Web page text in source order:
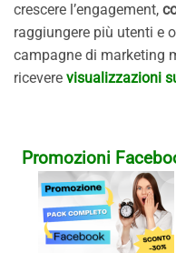
crescere l’engagement,
raggiungere più utenti e
campagne di marketing
ricevere visualizzazioni
Promozioni